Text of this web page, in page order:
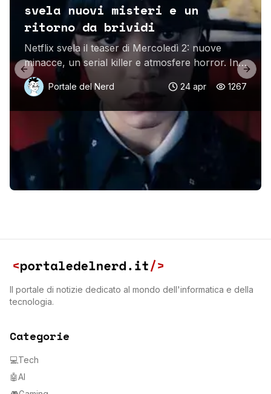
svela nuovi misteri e un
ritorno da brividi
Netflix svela il teaser di Mercoledì 2: nuove
minacce, un serial killer e atmosfere horror. In
arrivo ad agosto e settembre 2025.
Portale del Nerd 24 apr 1267
Previous slide Next
Il portale di notizie dedicato al mondo dell'informatica e della
tecnologia.
Categorie
💻Tech
🤖AI